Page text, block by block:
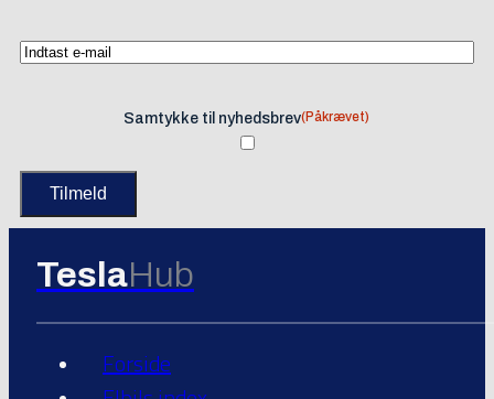
Samtykke til nyhedsbrev(Påkrævet)
TeslaHub
Forside